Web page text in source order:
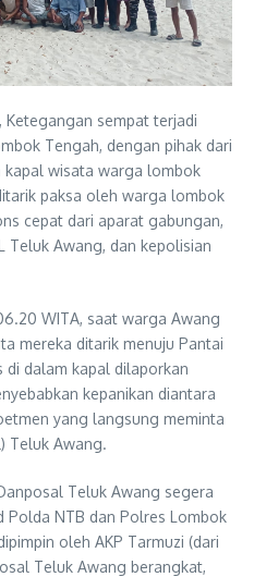
Ketegangan sempat terjadi
Tengah, dengan pihak dari
kapal wisata warga lombok
paksa oleh warga lombok
cepat dari aparat gabungan,
Teluk Awang, dan kepolisian
WITA, saat warga Awang
mereka ditarik menuju Pantai
di dalam kapal dilaporkan
kepanikan diantara
yang langsung meminta
Teluk Awang.
Teluk Awang segera
NTB dan Polres Lombok
oleh AKP Tarmuzi (dari
Teluk Awang berangkat,